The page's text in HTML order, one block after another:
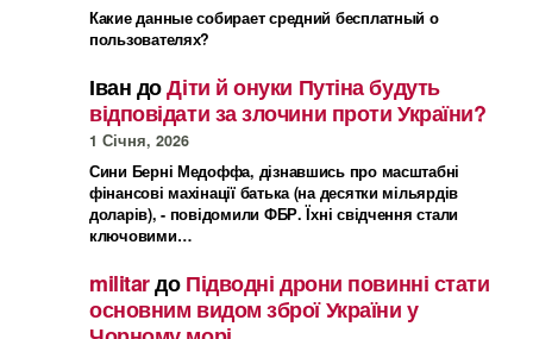
Какие данные собирает средний бесплатный о
пользователях?
ІвандоДіти й онуки Путіна будуть
відповідати за злочини проти України?
1 Січня, 2026
Сини Берні Медоффа, дізнавшись про масштабні
фінансові махінації батька (на десятки мільярдів
доларів), - повідомили ФБР. Їхні свідчення стали
ключовими…
militarдоПідводні дрони повинні стати
основним видом зброї України у